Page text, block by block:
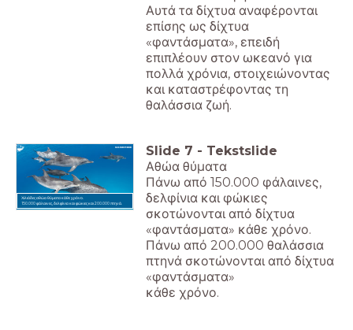
Αυτά τα δίχτυα αναφέρονται
επίσης ως δίχτυα
«φαντάσματα», επειδή
επιπλέουν στον ωκεανό για
πολλά χρόνια, στοιχειώνοντας
και καταστρέφοντας τη
θαλάσσια ζωή.
Χιλιάδες αθώα θύματα κάθε χρόνο.
150.000 φάλαινες, δελφίνια και φώκιες και 200.000 πτηνά.
Slide 7 - Tekstslide
Αθώα θύματα
Πάνω από 150.000 φάλαινες,
δελφίνια και φώκιες
σκοτώνονται από δίχτυα
«φαντάσματα» κάθε χρόνο.
Πάνω από 200.000 θαλάσσια
πτηνά σκοτώνονται από δίχτυα
«φαντάσματα»
κάθε χρόνο.